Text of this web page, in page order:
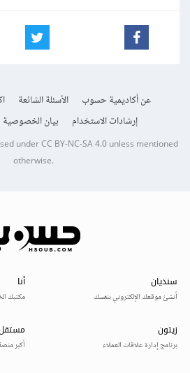
عن أكاديمية حسوب الأسئلة الشائعة
إرشادات الاستخدام
بيان الخصوصية
underCC BY-NC-SA 4.0unless mentioned
otherwise.